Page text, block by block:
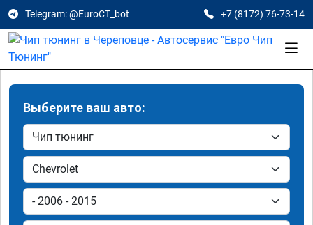
Telegram: @EuroCT_bot +7 (8172) 76-73-14
Выберите ваш авто: